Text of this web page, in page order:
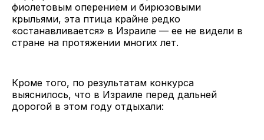
фиолетовым оперением и бирюзовыми
крыльями, эта птица крайне редко
«останавливается» в Израиле — ее не видели в
стране на протяжении многих лет.
Кроме того, по результатам конкурса
выяснилось, что в Израиле перед дальней
дорогой в этом году отдыхали: